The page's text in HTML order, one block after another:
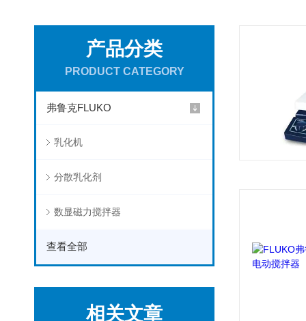
产品分类
PRODUCT CATEGORY
弗鲁克FLUKO
乳化机
分散乳化剂
数显磁力搅拌器
查看全部
相关文章